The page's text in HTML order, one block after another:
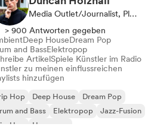
Media Outlet/Journalist, Playlist-Kurator, Radiosender
> 900 Antworten gegeben
Deep HouseDream Pop
and BassElektropop
ArtikelSpiele Künstler im Radio
zu meinen einflussreichen
hinzufügen
Hop Deep House
Dream Pop
and Bass
Elektropop
Jazz-Fusion
Hop
Hyperpop